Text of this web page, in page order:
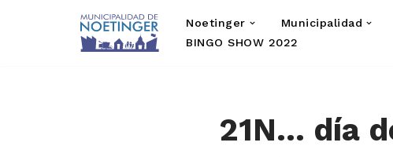
Noetinger Municipalidad
BINGO SHOW 2022
21N… día